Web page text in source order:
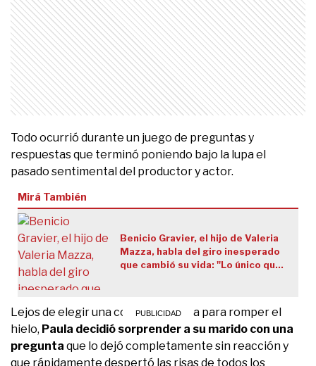
Todo ocurrió durante un juego de preguntas y
respuestas que terminó poniendo bajo la lupa el
pasado sentimental del productor y actor.
Mirá También
Benicio Gravier, el hijo de Valeria
Mazza, habla del giro inesperado
que cambió su vida: "Lo único que
Lejos de elegir una consigna liviana para romper el
hielo, Paula decidió sorprender a su marido con una
pregunta que lo dejó completamente sin reacción y
que rápidamente despertó las risas de todos los